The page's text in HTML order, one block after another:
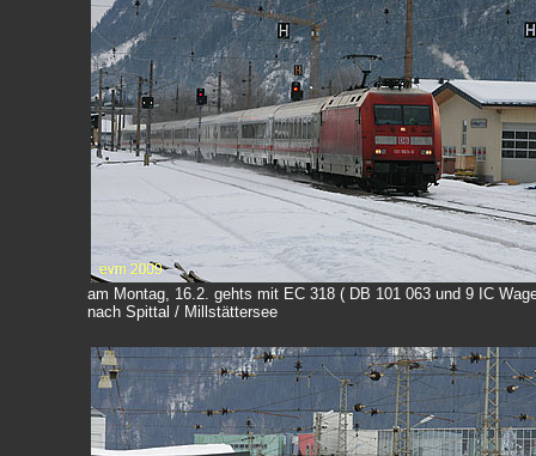
am Montag, 16.2. gehts mit EC 318 ( DB 101 063 und 9 IC
nach Spittal / Millstättersee